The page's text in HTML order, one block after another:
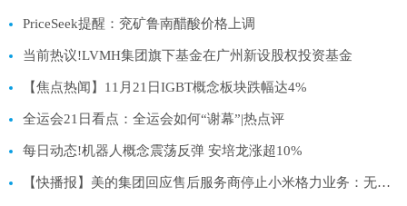
PriceSeek提醒：兖矿鲁南醋酸价格上调
当前热议!LVMH集团旗下基金在广州新设股权投资基金
【焦点热闻】11月21日IGBT概念板块跌幅达4%
全运会21日看点：全运会如何“谢幕”|热点评
每日动态!机器人概念震荡反弹 安培龙涨超10%
【快播报】美的集团回应售后服务商停止小米格力业务：无强制排他性合作行为